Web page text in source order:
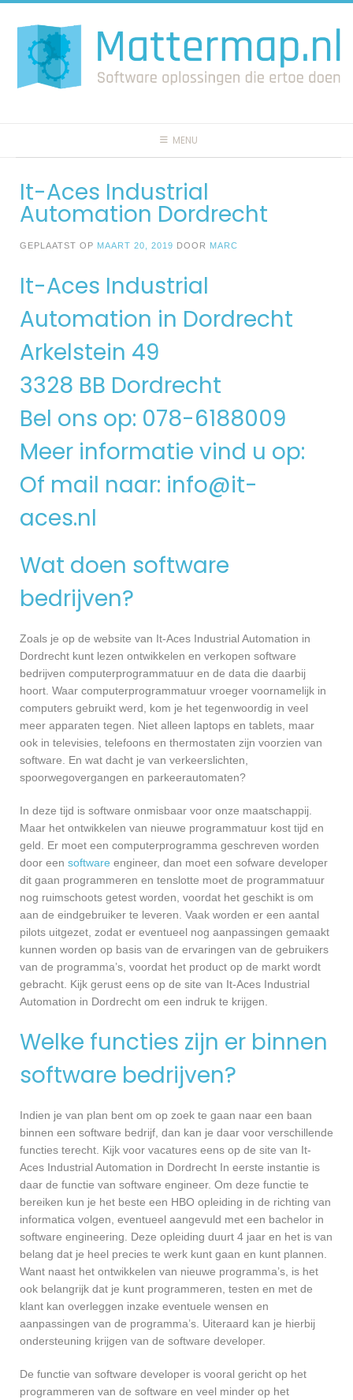
naar
inhoud
MENU
It-Aces Industrial
Automation Dordrecht
GEPLAATST OP MAART 20, 2019 DOOR MARC
It-Aces Industrial
Automation in Dordrecht
Arkelstein 49
3328 BB Dordrecht
Bel ons op: 078-6188009
Meer informatie vind u op:
Of mail naar: info@it-
aces.nl
Wat doen software
bedrijven?
Zoals je op de website van It-Aces Industrial Automation in
Dordrecht kunt lezen ontwikkelen en verkopen software
bedrijven computerprogrammatuur en de data die daarbij
hoort. Waar computerprogrammatuur vroeger voornamelijk in
computers gebruikt werd, kom je het tegenwoordig in veel
meer apparaten tegen. Niet alleen laptops en tablets, maar
ook in televisies, telefoons en thermostaten zijn voorzien van
software. En wat dacht je van verkeerslichten,
spoorwegovergangen en parkeerautomaten?
In deze tijd is software onmisbaar voor onze maatschappij.
Maar het ontwikkelen van nieuwe programmatuur kost tijd en
geld. Er moet een computerprogramma geschreven worden
door een software engineer, dan moet een sofware developer
dit gaan programmeren en tenslotte moet de programmatuur
nog ruimschoots getest worden, voordat het geschikt is om
aan de eindgebruiker te leveren. Vaak worden er een aantal
pilots uitgezet, zodat er eventueel nog aanpassingen gemaakt
kunnen worden op basis van de ervaringen van de gebruikers
van de programma’s, voordat het product op de markt wordt
gebracht. Kijk gerust eens op de site van It-Aces Industrial
Automation in Dordrecht om een indruk te krijgen.
Welke functies zijn er binnen
software bedrijven?
Indien je van plan bent om op zoek te gaan naar een baan
binnen een software bedrijf, dan kan je daar voor verschillende
functies terecht. Kijk voor vacatures eens op de site van It-
Aces Industrial Automation in Dordrecht In eerste instantie is
daar de functie van software engineer. Om deze functie te
bereiken kun je het beste een HBO opleiding in de richting van
informatica volgen, eventueel aangevuld met een bachelor in
software engineering. Deze opleiding duurt 4 jaar en het is van
belang dat je heel precies te werk kunt gaan en kunt plannen.
Want naast het ontwikkelen van nieuwe programma’s, is het
ook belangrijk dat je kunt programmeren, testen en met de
klant kan overleggen inzake eventuele wensen en
aanpassingen van de programma’s. Uiteraard kan je hierbij
ondersteuning krijgen van de software developer.
De functie van software developer is vooral gericht op het
programmeren van de software en veel minder op het